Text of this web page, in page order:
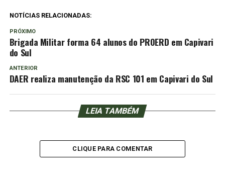
NOTÍCIAS RELACIONADAS:
PRÓXIMO
Brigada Militar forma 64 alunos do PROERD em Capivari
do Sul
ANTERIOR
DAER realiza manutenção da RSC 101 em Capivari do Sul
LEIA TAMBÉM
CLIQUE PARA COMENTAR